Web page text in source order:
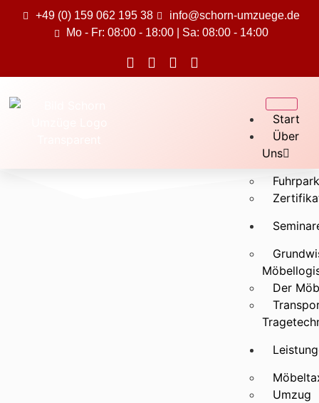
+49 (0) 159 062 195 38
info@schorn-umzuege.de
Mo - Fr: 08:00 - 18:00 | Sa: 08:00 - 14:00
Start
Über
Uns
Der
Umzug